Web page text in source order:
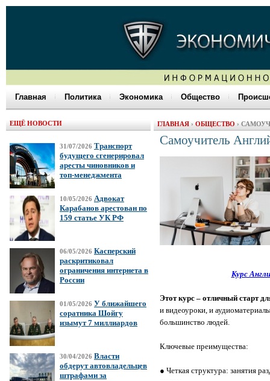
Главная Политика Экономика Общество
ЕЩЁ НОВОСТИ
31/07/2026 Транспорт
будущего сгенерировал
аресты чиновников и
топ-менеджмента
10/05/2026 Адвокат
Карабанов арестован по
159 статье УК РФ
06/05/2026 Касперский
раскритиковал
ограничения интернета в
России
01/05/2026 У ближайшего
соратника Шойгу
изымут 7 миллиардов
30/04/2026 Власти
обдерут автовладельцев
штрафами за
ГЛАВНАЯ › ОБЩЕСТВО ›
Самоучитель
Курс
Этот курс – отличный старт
и видеоуроки, и
большинство людей.
Ключевые преимущества:
● Четкая структура: занятия